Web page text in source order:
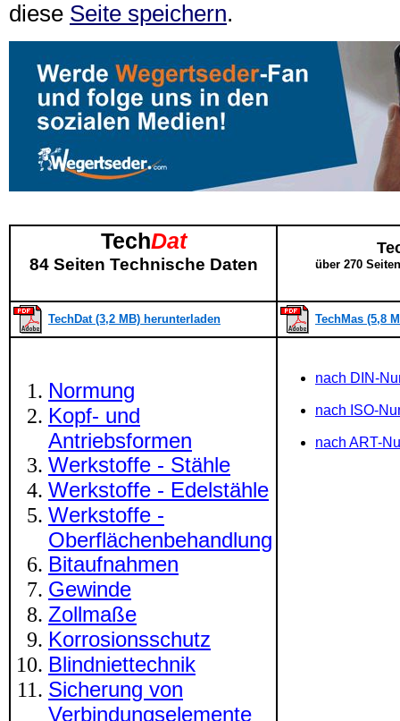
diese Seite speichern.
TechDat
84 Seiten Technische Daten über 270
TechDat (3,2 MB) herunterladen TechMas (5,8
Normung
Kopf- und
Antriebsformen
Werkstoffe - Stähle
Werkstoffe - Edelstähle
Werkstoffe -
Oberflächenbehandlung
Bitaufnahmen
Gewinde
Zollmaße
Korrosionsschutz
Blindniettechnik
Sicherung von
Verbindungselemente
nach DIN-
nach ISO-
nach ART-